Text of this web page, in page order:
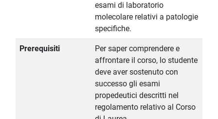
esami di laboratorio
molecolare relativi a patologie
specifiche.
Prerequisiti
Per saper comprendere e
affrontare il corso, lo studente
deve aver sostenuto con
successo gli esami
propedeutici descritti nel
regolamento relativo al Corso